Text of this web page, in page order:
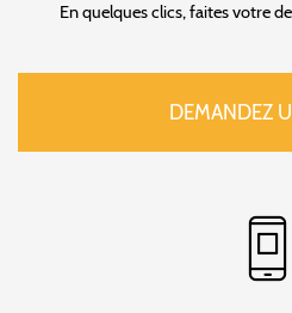
En quelques clics, faites votre
DEMANDEZ